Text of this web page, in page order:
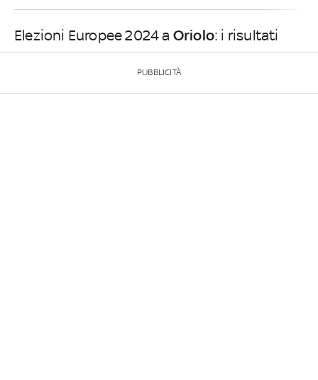
Elezioni Europee 2024 a Oriolo: i risultati
PUBBLICITÀ